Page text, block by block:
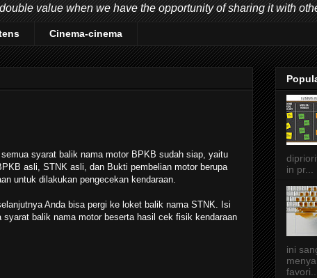
value when we have the opportunity of sharing it with
Cinema-cinema
syarat balik nama motor BPKB sudah siap, yaitu
asli, STNK asli, dan Bukti pembelian motor berupa
untuk dilakukan pengecekan kendaraan.
Anda bisa pergi ke loket balik nama STNK. Isi
syarat balik nama motor beserta hasil cek fisik kendaraan
in pr...
ini
favori...